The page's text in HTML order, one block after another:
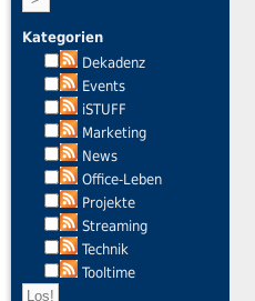
Kategorien
Dekadenz
Events
iSTUFF
Marketing
News
Office-Leben
Projekte
Streaming
Technik
Tooltime